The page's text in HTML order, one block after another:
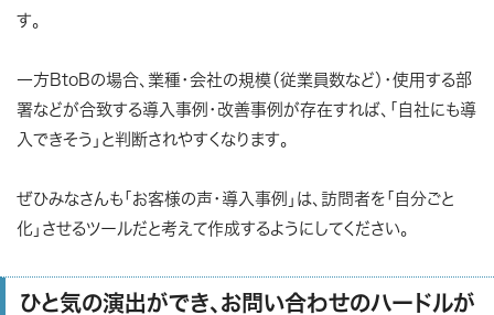
す。
一方BtoBの場合、業種・会社の規模（従業員数など）・使用する部
署などが合致する導入事例・改善事例が存在すれば、「自社にも導
入できそう」と判断されやすくなります。
ぜひみなさんも「お客様の声・導入事例」は、訪問者を「自分ごと
化」させるツールだと考えて作成するようにしてください。
ひと気の演出ができ、お問い合わせのハードルが